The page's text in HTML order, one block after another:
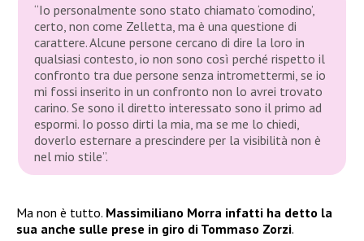
“Io personalmente sono stato chiamato ‘comodino’,
certo, non come Zelletta, ma è una questione di
carattere. Alcune persone cercano di dire la loro in
qualsiasi contesto, io non sono così perché rispetto il
confronto tra due persone senza intromettermi, se io
mi fossi inserito in un confronto non lo avrei trovato
carino. Se sono il diretto interessato sono il primo ad
espormi. Io posso dirti la mia, ma se me lo chiedi,
doverlo esternare a prescindere per la visibilità non è
nel mio stile”.
Ma non è tutto. Massimiliano Morra infatti ha detto la
sua anche sulle prese in giro di Tommaso Zorzi.